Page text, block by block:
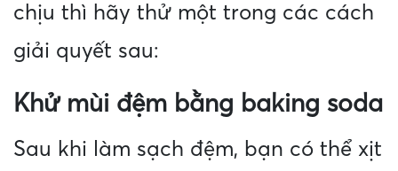
chịu thì hãy thử một trong các cách
giải quyết sau:
Khử mùi đệm bằng baking soda
Sau khi làm sạch đệm, bạn có thể xịt